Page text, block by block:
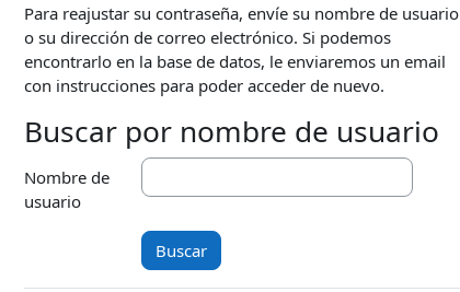
Para reajustar su contraseña, envíe su nombre de usuario
o su dirección de correo electrónico. Si podemos
encontrarlo en la base de datos, le enviaremos un email
con instrucciones para poder acceder de nuevo.
Buscar por nombre de usuario
Buscar por nombre de usuario
Nombre de
usuario